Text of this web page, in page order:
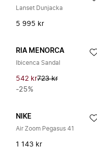
Lanset Dunjacka
5 995 kr
RIA MENORCA
Ibicenca Sandal
542 kr723 kr
-25%
NIKE
Air Zoom Pegasus 41
1 143 kr